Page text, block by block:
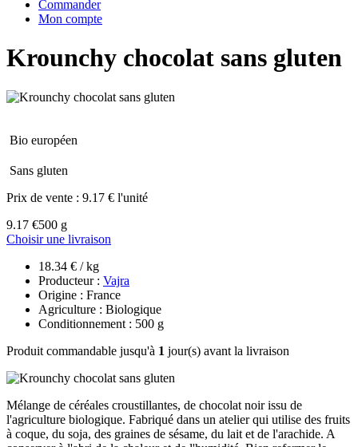
Commander
Mon compte
Krounchy chocolat sans gluten
Bio européen
Sans gluten
Prix de vente : 9.17 € l'unité
9.17 €500 g
Choisir une livraison
18.34 € / kg
Producteur : Vajra
Origine : France
Agriculture : Biologique
Conditionnement : 500 g
Produit commandable jusqu'à 1 jour(s) avant la livraison
Mélange de céréales croustillantes, de chocolat noir issu de
l'agriculture biologique. Fabriqué dans un atelier qui utilise des fruits
à coque, du soja, des graines de sésame, du lait et de l'arachide. A